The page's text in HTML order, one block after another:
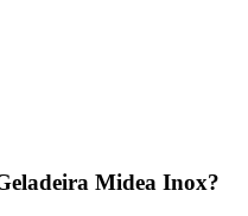
Midea Inox?